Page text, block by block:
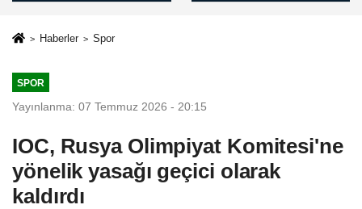
2026)
Haberler Spor
SPOR
Yayınlanma: 07 Temmuz 2026 - 20:15
IOC, Rusya Olimpiyat Komitesi'ne
yönelik yasağı geçici olarak
kaldırdı